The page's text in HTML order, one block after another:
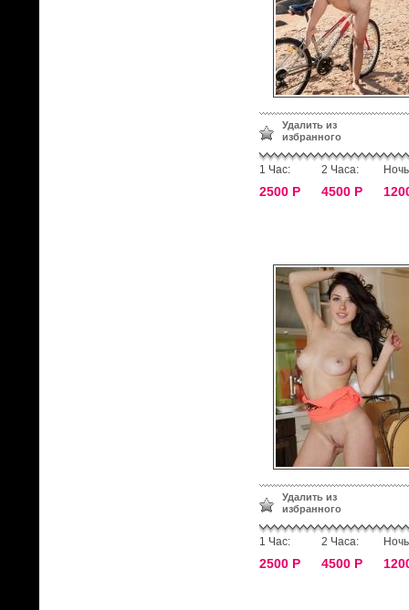
Удалить из
избранного
1 Час:
2500 Р
2 Часа:
4500 Р
Удалить из
избранного
1 Час:
2500 Р
2 Часа:
4500 Р